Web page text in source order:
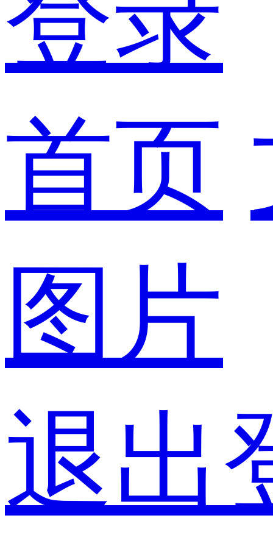
首页
图片
退出